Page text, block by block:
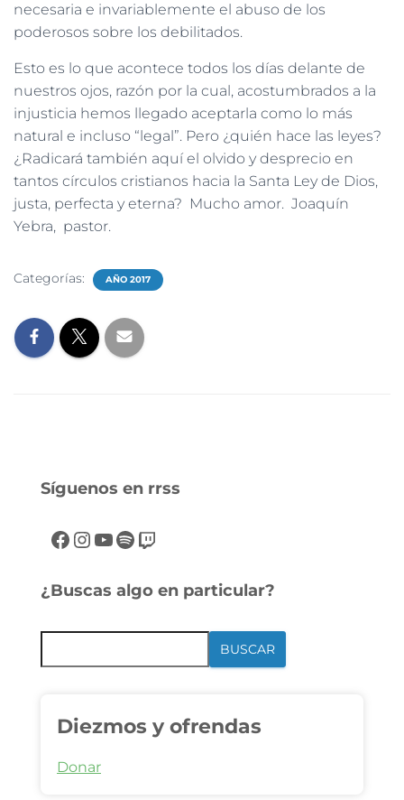
necesaria e invariablemente el abuso de los
poderosos sobre los debilitados.
Esto es lo que acontece todos los días delante de
nuestros ojos, razón por la cual, acostumbrados a la
injusticia hemos llegado aceptarla como lo más
natural e incluso “legal”. Pero ¿quién hace las leyes?
¿Radicará también aquí el olvido y desprecio en
tantos círculos cristianos hacia la Santa Ley de Dios,
justa, perfecta y eterna? Mucho amor. Joaquín
Yebra, pastor.
Categorías: AÑO 2017
Síguenos en rrss
¿Buscas algo en particular?
BUSCAR
Diezmos y ofrendas
Donar